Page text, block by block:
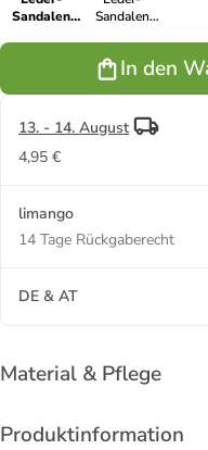
Sandalen
Sandalen
WeißIn den
13. - 14. August
4,95 €
limango
14 Tage Rückgaberecht
DE & AT
Material & Pflege
Produktinformation